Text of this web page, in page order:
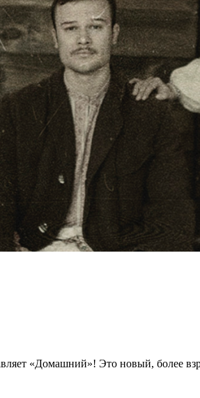
«Домашний»! Это новый, более